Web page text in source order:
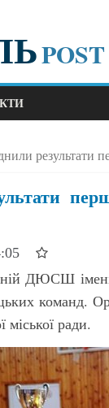
POST
результати
ДЮСШ
команд.
міської ради.